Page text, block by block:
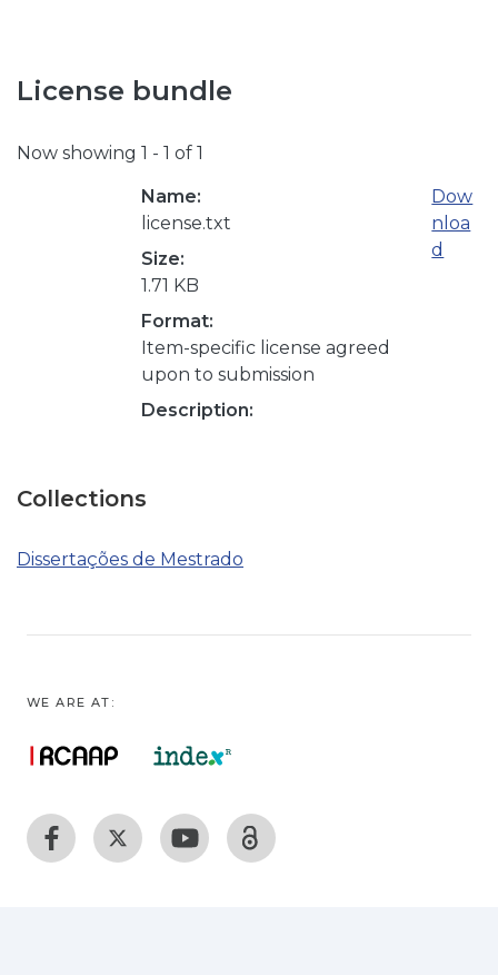
License bundle
Now showing 1 - 1 of 1
Name:
license.txt
Size:
1.71 KB
Format:
Item-specific license agreed
upon to submission
Description:
Dow
nloa
d
Collections
Dissertações de Mestrado
WE ARE AT: